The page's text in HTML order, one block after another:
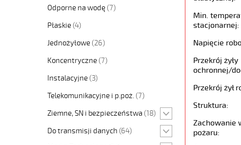
Odporne na wodę (7)
Płaskie (4)
Jednożyłowe (26)
Koncentryczne (7)
Instalacyjne (3)
Telekomunikacyjne i p.poż. (7)
Ziemne, SN i bezpieczeństwa (18)
Do transmisji danych (64)
Min.
stacjonarnej:
Napięcie
Przekrój żyły
ochronnej/
Przekrój żył
Struktura:
Zachowanie
pożaru: